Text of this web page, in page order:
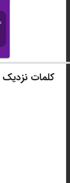
کلمات نزدیک